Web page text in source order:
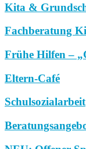
Kita &
Fachberatung
Frühe Hilfen –
Eltern-Café
Schulsozialarbeit